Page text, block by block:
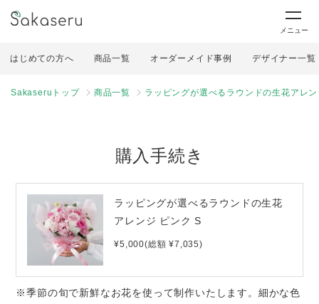
メニュー
はじめての方へ 商品一覧 オーダーメイド事例 デザイナー一覧
Sakaseruトップ 商品一覧 ラッピングが選べるラウンドの生花アレ
購入手続き
ラッピングが選べるラウンドの生花
アレンジ ピンク S
¥5,000(総額 ¥7,035)
※季節の旬で新鮮なお花を使って制作いたします。細かな色